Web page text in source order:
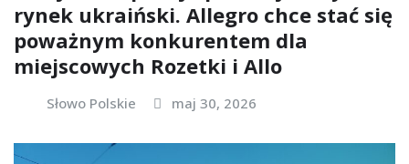
rynek ukraiński. Allegro chce stać się
poważnym konkurentem dla
miejscowych Rozetki i Allo
Słowo Polskie maj 30, 2026